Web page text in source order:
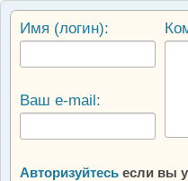
Имя (логин):
Ваш e-mail:
Авторизуйтесь если вы